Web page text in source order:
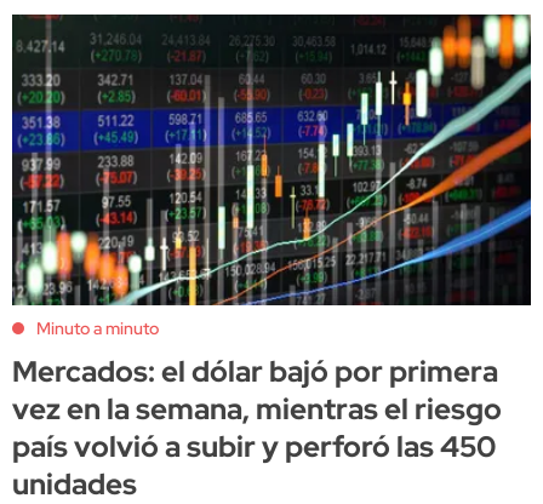
Minuto a minuto
Mercados: el dólar bajó por primera
vez en la semana, mientras el riesgo
país volvió a subir y perforó las 450
unidades